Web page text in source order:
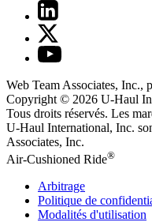
Web Team Associates, Inc.,
Copyright © 2026 U-Haul
Tous droits réservés. Les
U-Haul International, Inc.
Associates, Inc.
Air-Cushioned Ride®
Arbitrage
Politique de
Modalités d'utilisation